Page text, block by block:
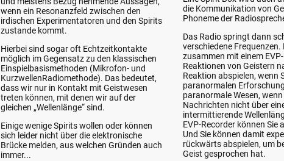
wenn ein Resonanzfeld zwischen den
irdischen Experimentatoren und den Spirits
zustande kommt.
Hierbei sind sogar oft Echtzeitkontakte
möglich im Gegensatz zu den klassischen
Einspielbasismethoden (Mikrofon- und
KurzwellenRadiomethode). Das bedeutet,
dass wir nur in Kontakt mit Geistwesen
treten können, mit denen wir auf der
gleichen „Wellenlänge“ sind.
Einige wenige Spirits wollen oder können
sich leider nicht über die elektronische
Brücke melden, aus welchen Gründen auch
immer...
die Kommunikation von
Phoneme der
Das Radio springt dann
verschiedene
zusammen mit einem
Reaktionen von Geistern
Reaktion abspielen, wenn
paranormalen
paranormale Wesen,
Nachrichten nicht über
intermittierende
EVP-Recorder können
Und Sie können damit
rückwärts abspielen, um
Geist gesprochen hat.